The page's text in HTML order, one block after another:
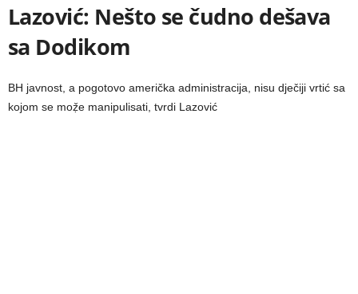
Lazović: Nešto se čudno dešava
sa Dodikom
BH javnost, a pogotovo američka administracija, nisu dječiji vrtić sa
kojom se moẓ̌e manipulisati, tvrdi Lazović